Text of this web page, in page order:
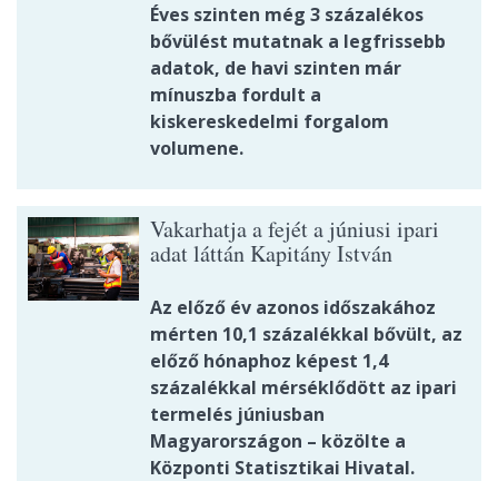
Éves szinten még 3 százalékos
bővülést mutatnak a legfrissebb
adatok, de havi szinten már
mínuszba fordult a
kiskereskedelmi forgalom
volumene.
Vakarhatja a fejét a júniusi ipari
adat láttán Kapitány István
Az előző év azonos időszakához
mérten 10,1 százalékkal bővült, az
előző hónaphoz képest 1,4
százalékkal mérséklődött az ipari
termelés júniusban
Magyarországon – közölte a
Központi Statisztikai Hivatal.